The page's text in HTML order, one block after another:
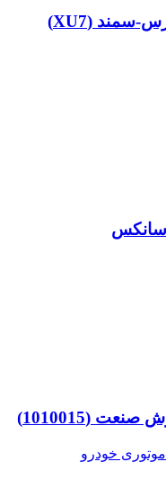
بوش پیستون1800 پژو 405-پژو پارس-سمند (XU7)
موتوری خودرو